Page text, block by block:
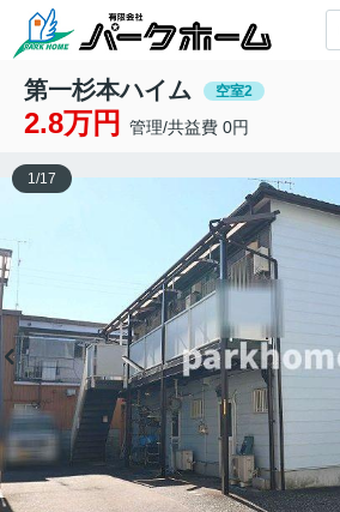
第一杉本ハイム 空室2
2.8万円 管理/共益費 0円
1/17